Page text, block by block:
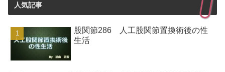
人気記事
股関節286 人工股関節置換術後の性
生活